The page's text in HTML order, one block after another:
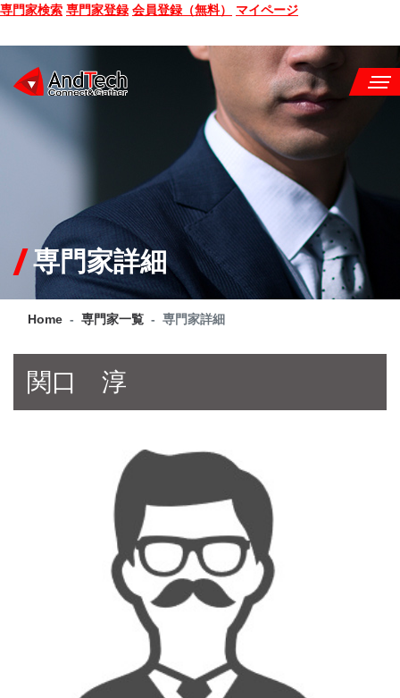
専門家検索 専門家登録 会員登録（無料） マイページ
CONSULTING
SERVICE
COMPANY
Q&A
専門家詳細
Home 専門家一覧 専門家詳細
関口 淳